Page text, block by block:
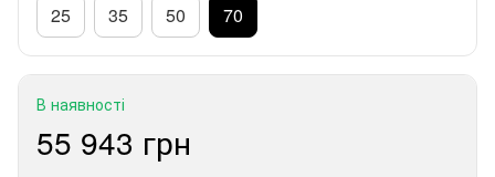
25 35 50 70
В наявності
55 943 грн